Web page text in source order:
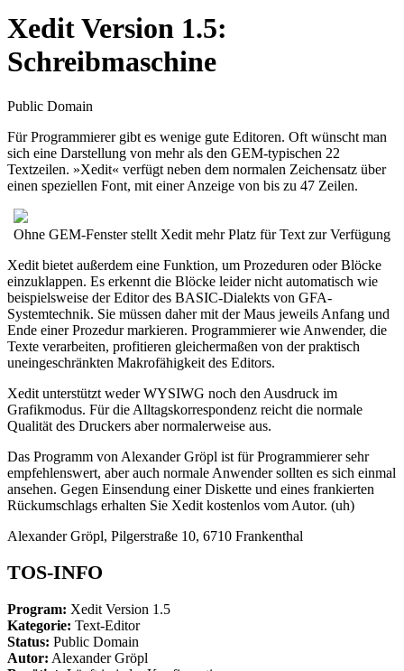
Xedit Version 1.5:
Schreibmaschine
Public Domain
Für Programmierer gibt es wenige gute Editoren. Oft wünscht man
sich eine Darstellung von mehr als den GEM-typischen 22
Textzeilen. »Xedit« verfügt neben dem normalen Zeichensatz über
einen speziellen Font, mit einer Anzeige von bis zu 47 Zeilen.
Ohne GEM-Fenster stellt Xedit mehr Platz für Text zur Verfügung
Xedit bietet außerdem eine Funktion, um Prozeduren oder Blöcke
einzuklappen. Es erkennt die Blöcke leider nicht automatisch wie
beispielsweise der Editor des BASIC-Dialekts von GFA-
Systemtechnik. Sie müssen daher mit der Maus jeweils Anfang und
Ende einer Prozedur markieren. Programmierer wie Anwender, die
Texte verarbeiten, profitieren gleichermaßen von der praktisch
uneingeschränkten Makrofähigkeit des Editors.
Xedit unterstützt weder WYSIWG noch den Ausdruck im
Grafikmodus. Für die Alltagskorrespondenz reicht die normale
Qualität des Druckers aber normalerweise aus.
Das Programm von Alexander Gröpl ist für Programmierer sehr
empfehlenswert, aber auch normale Anwender sollten es sich einmal
ansehen. Gegen Einsendung einer Diskette und eines frankierten
Rückumschlags erhalten Sie Xedit kostenlos vom Autor. (uh)
Alexander Gröpl, Pilgerstraße 10, 6710 Frankenthal
TOS-INFO
Program: Xedit Version 1.5
Kategorie: Text-Editor
Status: Public Domain
Autor: Alexander Gröpl